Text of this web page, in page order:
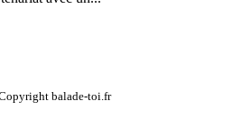
balade-toi.fr